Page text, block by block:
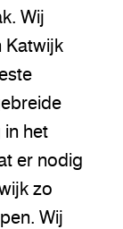
Wij
Katwijk
het
er nodig
zo
Wij